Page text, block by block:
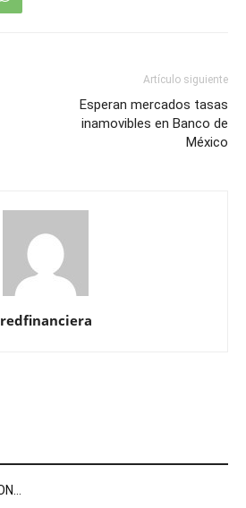
Artículo siguiente
Esperan mercados tasas
inamovibles en Banco de
México
redfinanciera